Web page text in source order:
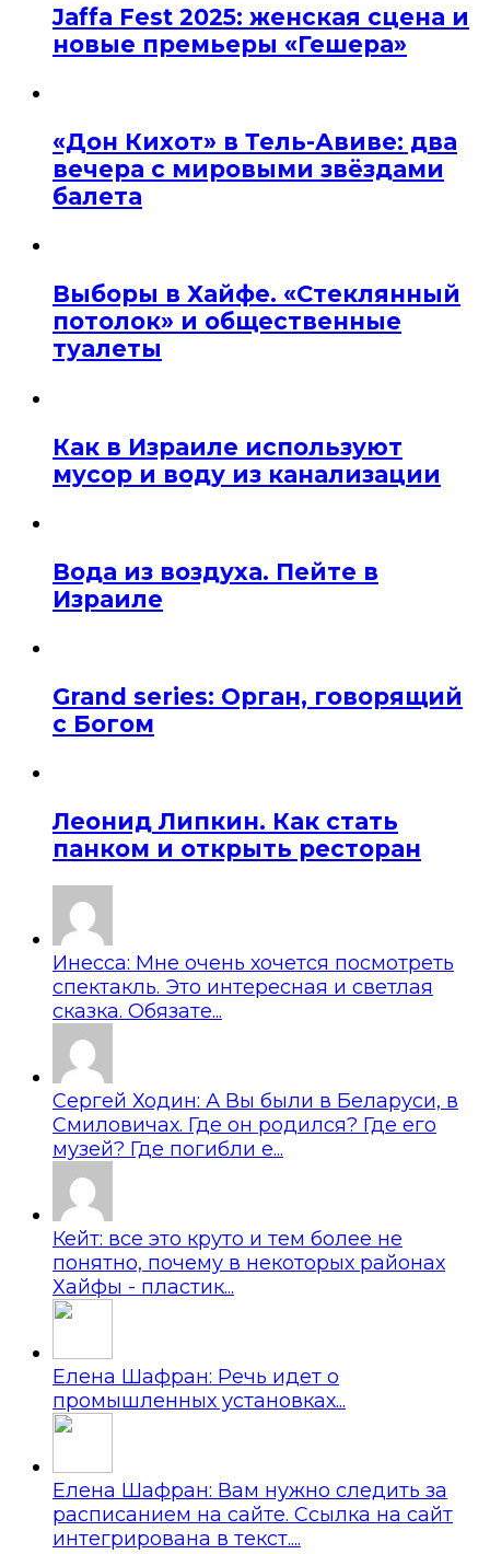
Jaffa Fest 2025: женская сцена и
новые премьеры «Гешера»
«Дон Кихот» в Тель-Авиве: два
вечера с мировыми звёздами
балета
Выборы в Хайфе. «Стеклянный
потолок» и общественные
туалеты
Как в Израиле используют
мусор и воду из канализации
Вода из воздуха. Пейте в
Израиле
Grand series: Орган, говорящий
с Богом
Леонид Липкин. Как стать
панком и открыть ресторан
Инесса: Мне очень хочется посмотреть
спектакль. Это интересная и светлая
сказка. Обязате...
Сергей Ходин: А Вы были в Беларуси, в
Смиловичах. Где он родился? Где его
музей? Где погибли е...
Кейт: все это круто и тем более не
понятно, почему в некоторых районах
Хайфы - пластик...
Елена Шафран: Речь идет о
промышленных установках...
Елена Шафран: Вам нужно следить за
расписанием на сайте. Ссылка на сайт
интегрирована в текст....